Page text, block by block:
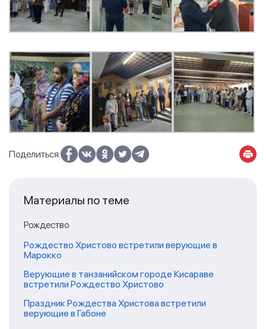
Поделиться:
Материалы по теме
Рождество
Рождество Христово встретили верующие в
Марокко
Верующие в танзанийском городе Кисараве
встретили Рождество Христово
Праздник Рождества Христова встретили
верующие в Габоне